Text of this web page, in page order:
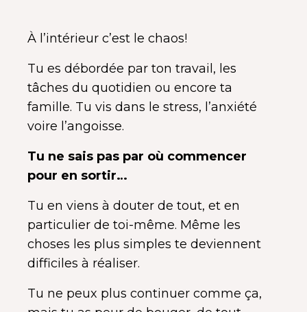
À l’intérieur c’est le chaos!
Tu es débordée par ton travail, les
tâches du quotidien ou encore ta
famille. Tu vis dans le stress, l’anxiété
voire l’angoisse.
Tu ne sais pas par où commencer
pour en sortir…
Tu en viens à douter de tout, et en
particulier de toi-même. Même les
choses les plus simples te deviennent
difficiles à réaliser.
Tu ne peux plus continuer comme ça,